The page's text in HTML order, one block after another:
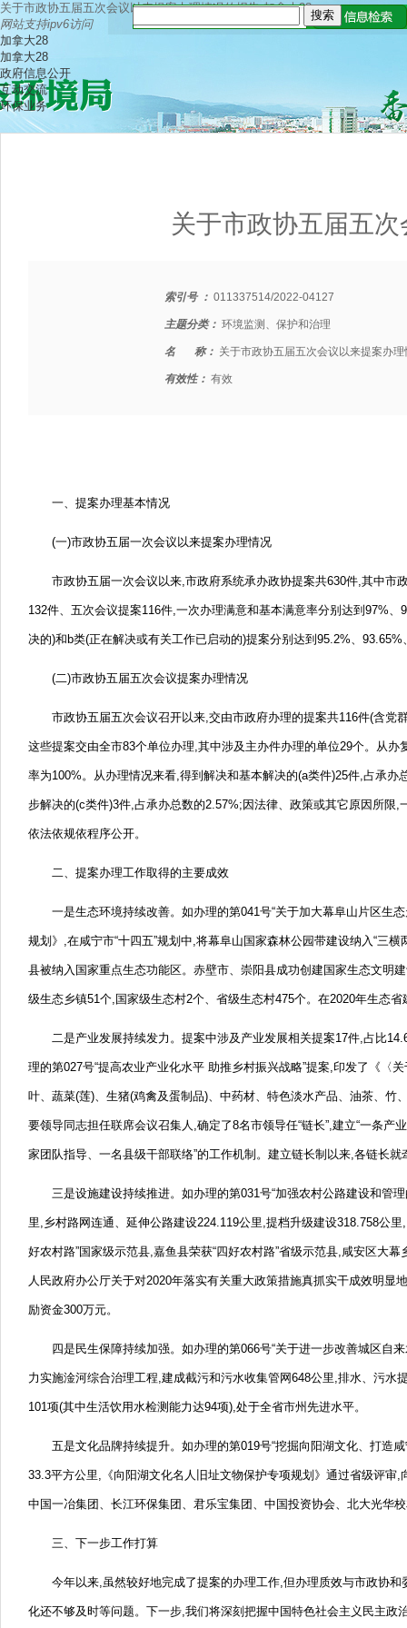
关于市政协五届五次会议以来提案办理情况的报告-加拿大28
网站支持ipv6访问
加拿大28
加拿大28
政府信息公开
互动交流
环保业务
关于市政协五届五
索引号 ： 011337514/2022-04127
主题分类： 环境监测、保护和治理
名 称： 关于市政协五届五次会议以来提案办
有效性： 有效
一、 提案办理基本情况
(一)市政协五届一次会议以来提案办理情况
市政协五届一次会议以来,市政府系统承办政协提案共630件,其中市
132件、 五次会议提案116件,一次办理满意和基本满意率分别达到97%、
决的)和b类(正在解决或有关工作已启动的)提案分别达到95.2%、 93.65%
(二)市政协五届五次会议提案办理情况
市政协五届五次会议召开以来,交由市政府办理的提案共116件(含党
这些提案交由全市83个单位办理,其中涉及主办件办理的单位29个。 从办
率为100%。 从办理情况来看,得到解决和基本解决的(a类件)25件,占承
步解决的(c类件)3件,占承办总数的2.57%;因法律、 政策或其它原因所限,
依法依规依程序公开。
二、 提案办理工作取得的主要成效
一是生态环境持续改善。 如办理的第041号“关于加大幕阜山片区生
规划》,在咸宁市“十四五”规划中,将幕阜山国家森林公园带建设纳入“三横
县被纳入国家重点生态功能区。 赤壁市、 崇阳县成功创建国家生态文明
级生态乡镇51个,国家级生态村2个、 省级生态村475个。 在2020年生态
二是产业发展持续发力。 提案中涉及产业发展相关提案17件,占比
理的第027号“提高农业产业化水平 助推乡村振兴战略”提案,印发了《〈
叶、 蔬菜(莲)、 生猪(鸡禽及蛋制品)、 中药材、 特色淡水产品、 油茶、 竹
要领导同志担任联席会议召集人,确定了8名市领导任“链长”,建立“一条产
家团队指导、 一名县级干部联络”的工作机制。 建立链长制以来,各链长就
三是设施建设持续推进。 如办理的第031号“加强农村公路建设和管
里,乡村路网连通、 延伸公路建设224.119公里,提档升级建设318.758公
好农村路”国家级示范县,嘉鱼县荣获“四好农村路”省级示范县,咸安区大幕
人民政府办公厅关于对2020年落实有关重大政策措施真抓实干成效明显
励资金300万元。
四是民生保障持续加强。 如办理的第066号“关于进一步改善城区自
力实施淦河综合治理工程,建成截污和污水收集管网648公里,排水、 污水
101项(其中生活饮用水检测能力达94项),处于全省市州先进水平。
五是文化品牌持续提升。 如办理的第019号“挖掘向阳湖文化、 打造
33.3平方公里,《向阳湖文化名人旧址文物保护专项规划》通过省级评
中国一冶集团、 长江环保集团、 君乐宝集团、 中国投资协会、 北大光华
三、 下一步工作打算
今年以来,虽然较好地完成了提案的办理工作,但办理质效与市政协和
化还不够及时等问题。 下一步,我们将深刻把握中国特色社会主义民主政